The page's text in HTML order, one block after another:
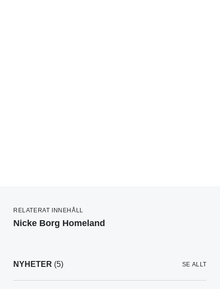
RELATERAT INNEHÅLL
Nicke Borg Homeland
NYHETER (5) SE ALLT